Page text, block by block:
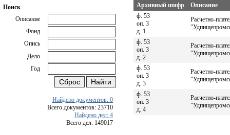
Поиск
Описание
Фонд
Опись
Дело
Год
Найдено документов: 0
Всего документов: 23710
Найдено дел: 4
Всего дел: 149017
Архивный шифр
Описание
ф. 53
оп. 3
д. 1
Расчетно-
ф. 53
оп. 3
д. 2
Расчетно-
ф. 53
оп. 3
д. 3
Расчетно-
ф. 53
оп. 3
д. 4
Расчетно-